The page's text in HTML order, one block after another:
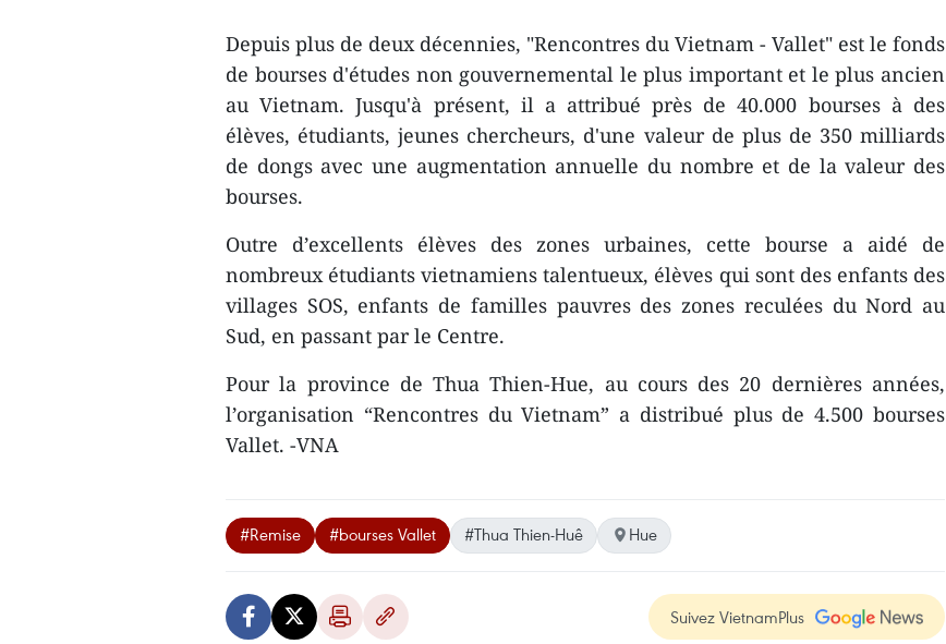
Depuis plus de deux décennies, "Rencontres du Vietnam - Vallet" est le fonds
de bourses d'études non gouvernemental le plus important et le plus ancien
au Vietnam. Jusqu'à présent, il a attribué près de 40.000 bourses à des
élèves, étudiants, jeunes chercheurs, d'une valeur de plus de 350 milliards
de dongs avec une augmentation annuelle du nombre et de la valeur des
bourses.
Outre d’excellents élèves des zones urbaines, cette bourse a aidé de
nombreux étudiants vietnamiens talentueux, élèves qui sont des enfants des
villages SOS, enfants de familles pauvres des zones reculées du Nord au
Sud, en passant par le Centre.
Pour la province de Thua Thien-Hue, au cours des 20 dernières années,
l’organisation “Rencontres du Vietnam” a distribué plus de 4.500 bourses
Vallet. -VNA
#Remise #bourses Vallet #Thua Thien-Huê Hue
Suivez VietnamPlus